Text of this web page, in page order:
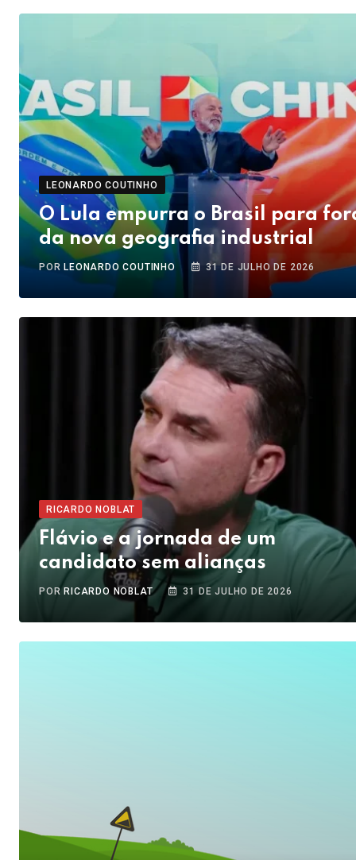
LEONARDO COUTINHO
O Lula empurra o Brasil para
da nova geografia industrial
PORLEONARDO COUTINHO 31 DE JULHO DE 2026
RICARDO NOBLAT
Flávio e a jornada de um
candidato sem alianças
PORRICARDO NOBLAT 31 DE JULHO DE 2026